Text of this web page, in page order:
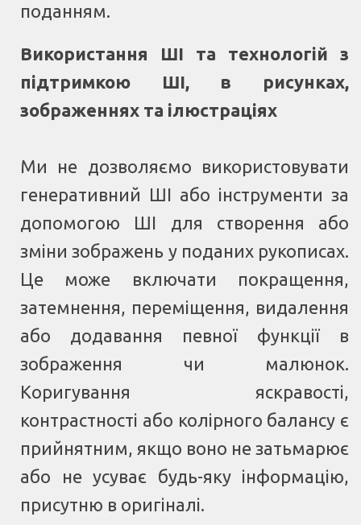
поданням.
Використання ШІ та технологій з
підтримкою ШІ, в рисунках,
зображеннях та ілюстраціях
Ми не дозволяємо використовувати
генеративний ШІ або інструменти за
допомогою ШІ для створення або
зміни зображень у поданих рукописах.
Це може включати покращення,
затемнення, переміщення, видалення
або додавання певної функції в
зображення чи малюнок.
Коригування яскравості,
контрастності або колірного балансу є
прийнятним, якщо воно не затьмарює
або не усуває будь-яку інформацію,
присутню в оригіналі.